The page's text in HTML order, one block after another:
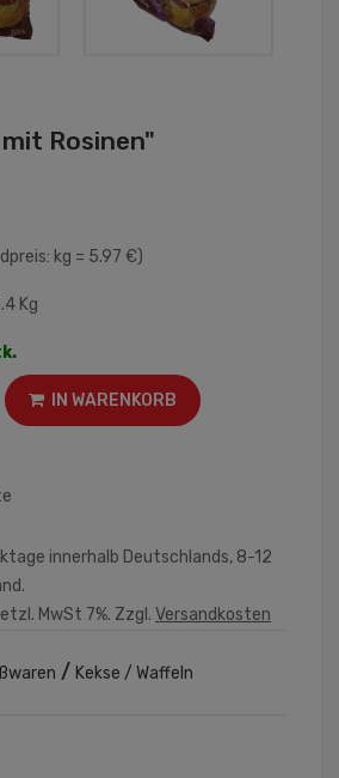
Rosinen"
kg = 5.97 €)
Kg
IN WARENKORB
innerhalb Deutschlands, 8-12
MwSt 7%. Zzgl. Versandkosten
/ Kekse / Waffeln